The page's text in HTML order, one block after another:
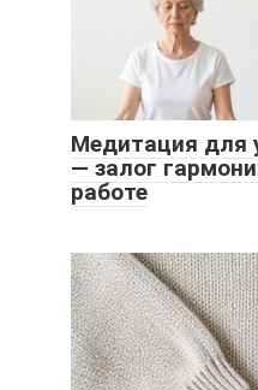
Медитация для
— залог
работе